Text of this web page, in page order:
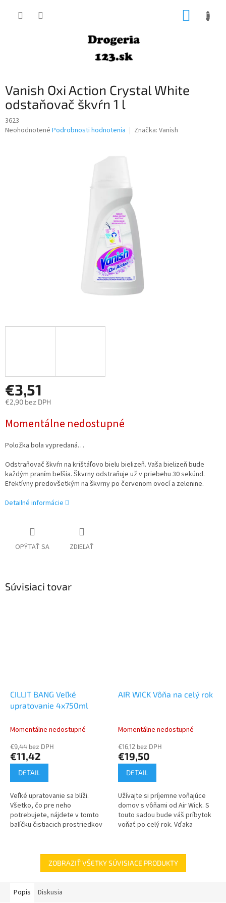
Vanish Oxi Action Crystal White
odstaňovač škvŕn 1 l
3623
Priemerné
Neohodnotené Podrobnosti hodnotenia Značka: Vanish
€3,51
€2,90 bez DPH
cena:
Momentálne nedostupné
Položka bola vypredaná…
Odstraňovač škvŕn na krištáľovo bielu bielizeň. Vaša bielizeň bude
každým praním belšia. Škvrny odstraňuje už v priebehu 30 sekúnd.
Efektívny predovšetkým na škvrny po červenom ovocí a zelenine.
Detailné informácie
OPÝTAŤ SA ZDIEĽAŤ
Súvisiaci tovar
CILLIT BANG Veľké
upratovanie 4x750ml
Momentálne nedostupné
€9,44 bez DPH
€11,42
DETAIL
Veľké upratovanie sa blíži.
Všetko, čo pre neho
potrebujete, nájdete v tomto
balíčku čistiacich prostriedkov
AIR WICK Vôňa na celý rok
Momentálne nedostupné
€16,12 bez DPH
€19,50
DETAIL
Užívajte si príjemne voňajúce
domov s vôňami od Air Wick. S
touto sadou bude váš príbytok
voňať po celý rok. Vďaka
nepretržite...
ZOBRAZIŤ VŠETKY SÚVISIACE PRODUKTY
Popis Diskusia